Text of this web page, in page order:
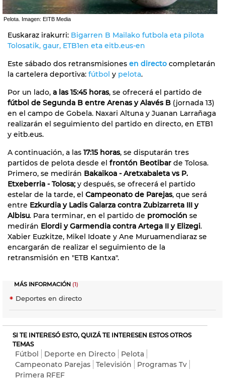
Pelota. Imagen: EITB Media
Euskaraz irakurri: Bigarren B Mailako futbola eta pilota
Tolosatik, gaur, ETB1en eta eitb.eus-en
Este sábado dos retransmisiones en directo completarán
la cartelera deportiva: fútbol y pelota.
Por un lado, a las 15:45 horas, se ofrecerá el partido de
fútbol de Segunda B entre Arenas y Alavés B (jornada 13)
en el campo de Gobela. Naxari Altuna y Juanan Larrañaga
realizarán el seguimiento del partido en directo, en ETB1
y eitb.eus.
A continuación, a las 17:15 horas, se disputarán tres
partidos de pelota desde el frontón Beotibar de Tolosa.
Primero, se medirán Bakaikoa - Aretxabaleta vs P.
Etxeberria - Tolosa; y después, se ofrecerá el partido
estelar de la tarde, el Campeonato de Parejas, que será
entre Ezkurdia y Ladis Galarza contra Zubizarreta III y
Albisu. Para terminar, en el partido de promoción se
medirán Elordi y Garmendia contra Artega II y Elizegi.
Xabier Euzkitze, Mikel Idoate y Ane Muruamendiaraz se
encargarán de realizar el seguimiento de la
retransmisión en "ETB Kantxa".
MÁS INFORMACIÓN (1)
Deportes en directo
SI TE INTERESÓ ESTO, QUIZÁ TE INTERESEN ESTOS OTROS
TEMAS
Fútbol Deporte en Directo
Pelota
Campeonato Parejas
Televisión
Programas Tv
Primera RFEF